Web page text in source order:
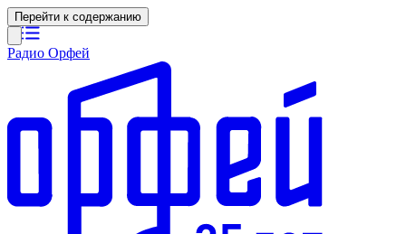
Перейти к содержанию
Радио Орфей